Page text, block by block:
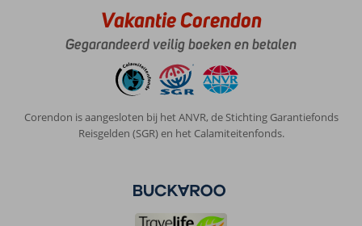
Vakantie Corendon
Gegarandeerd veilig boeken en betalen
Corendon is aangesloten bij het ANVR, de Stichting Garantiefonds
Reisgelden (SGR) en het Calamiteitenfonds.